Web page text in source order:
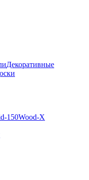
Декоративные
150Wood-X